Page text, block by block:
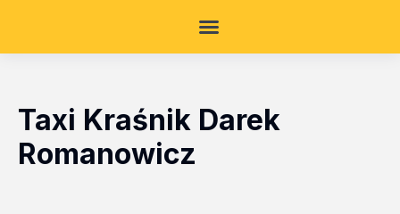
Taxi Kraśnik Darek
Romanowicz